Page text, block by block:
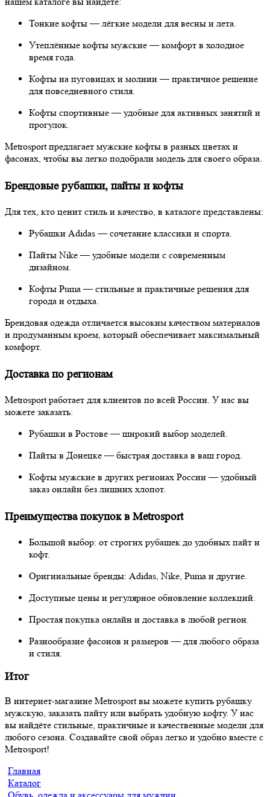
Тонкие кофты — лёгкие модели для весны и лета.
Утеплённые кофты мужские — комфорт в холодное
время года.
Кофты на пуговицах и молнии — практичное решение
для повседневного стиля.
Кофты спортивные — удобные для активных занятий и
прогулок.
Metrosport предлагает мужские кофты в разных цветах и
фасонах, чтобы вы легко подобрали модель для своего образа.
Брендовые рубашки, пайты и кофты
Для тех, кто ценит стиль и качество, в каталоге представлены:
Рубашки Adidas — сочетание классики и спорта.
Пайты Nike — удобные модели с современным
дизайном.
Кофты Puma — стильные и практичные решения для
города и отдыха.
Брендовая одежда отличается высоким качеством материалов
и продуманным кроем, который обеспечивает максимальный
комфорт.
Доставка по регионам
Metrosport работает для клиентов по всей России. У нас вы
можете заказать:
Рубашки в Ростове — широкий выбор моделей.
Пайты в Донецке — быстрая доставка в ваш город.
Кофты мужские в других регионах России — удобный
заказ онлайн без лишних хлопот.
Преимущества покупок в Metrosport
Большой выбор: от строгих рубашек до удобных пайт и
кофт.
Оригинальные бренды: Adidas, Nike, Puma и другие.
Доступные цены и регулярное обновление коллекций.
Простая покупка онлайн и доставка в любой регион.
Разнообразие фасонов и размеров — для любого образа
и стиля.
Итог
В интернет-магазине Metrosport вы можете купить рубашку
мужскую, заказать пайту или выбрать удобную кофту. У нас
вы найдёте стильные, практичные и качественные модели для
любого сезона. Создавайте свой образ легко и удобно вместе с
Metrosport!
Главная
Каталог